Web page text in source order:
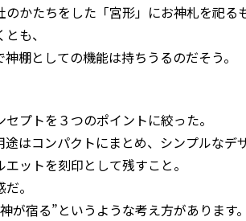
かたちをした「宮形」にお神札を祀る
も、
棚としての機能は持ちうるのだそう。
プトを３つのポイントに絞った。
途はコンパクトにまとめ、シンプルなデ
ットを刻印として残すこと。
。
が宿る”というような考え方があります